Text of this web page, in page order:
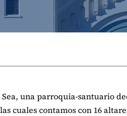
una parroquia-santuario
cuales contamos con 16